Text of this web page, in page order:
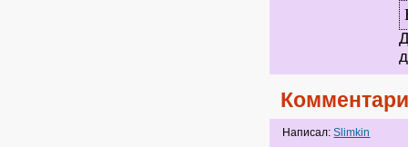
Написал:Slimkin